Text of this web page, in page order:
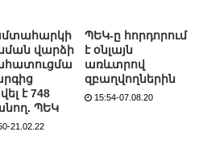
վարձի
է 748
ՊԵԿ
21.02.22
ՊԵԿ-ը հորդորում
է օնլայն
առևտրով
զբաղվողներին
15:54-07.08.20